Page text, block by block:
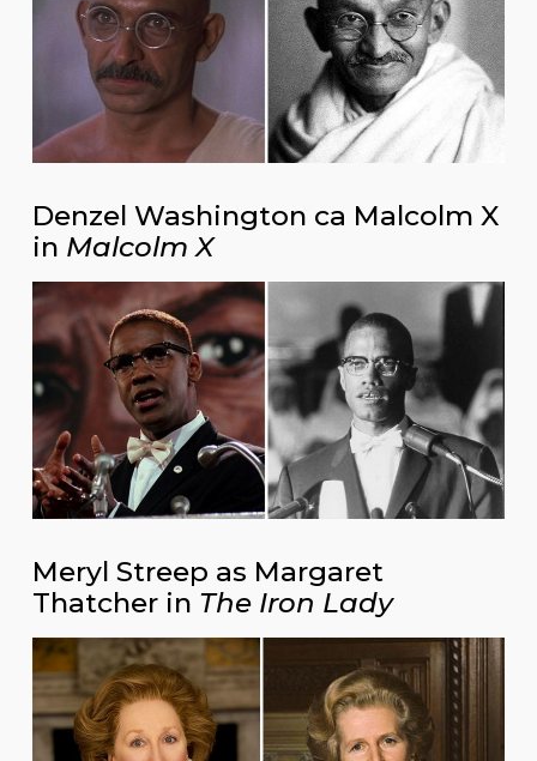
Denzel Washington ca Malcolm X
in Malcolm X
Meryl Streep as Margaret
Thatcher in The Iron Lady